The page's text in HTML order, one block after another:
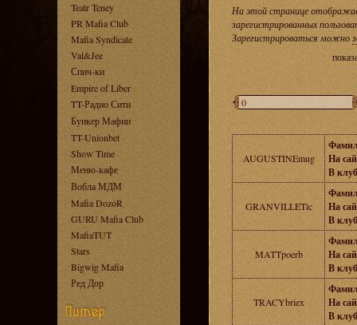
Teatr Teney
PR Mafia Club
Mafia Syndicate
Val&Jee
Спич-ки
Empire of Liber
TT-Радио Сити
Бункер Мафии
TT-Unionbet
Show Time
Меню-кафе
Вобла МДМ
Mafia DozoR
GURU Mafia Club
MafiaTUT
Stars
Bigwig Mafia
Ред Дор
На этой странице
зарегистрированных
Зарегистрироваться можно
AUGUSTINEmug
На
В
GRANVILLETic
На
В
MATTpoerb
На
В
TRACYbriex
На
В